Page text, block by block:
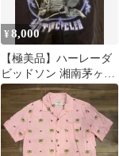
¥8,000
【極美品】ハーレーダ
ビッドソン 湘南茅ヶ崎
限定 Tシャツ M エンジ
ンプリント